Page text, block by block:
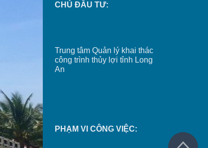
CHỦ ĐẦU TƯ:
Trung tâm Quản lý khai thác
công trình thủy lợi tỉnh Long
An
PHẠM VI CÔNG VIỆC: